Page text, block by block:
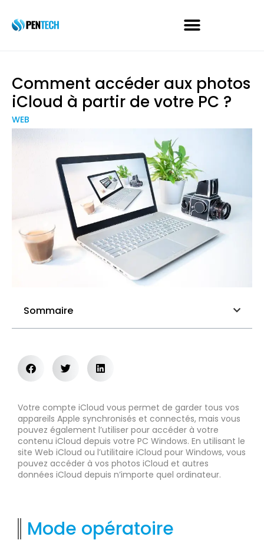
Comment accéder aux photos
iCloud à partir de votre PC ?
WEB
Sommaire
Votre compte iCloud vous permet de garder tous vos
appareils Apple synchronisés et connectés, mais vous
pouvez également l’utiliser pour accéder à votre
contenu iCloud depuis votre PC Windows. En utilisant le
site Web iCloud ou l’utilitaire iCloud pour Windows, vous
pouvez accéder à vos photos iCloud et autres
données iCloud depuis n’importe quel ordinateur.
Mode opératoire